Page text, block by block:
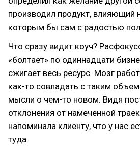
производил продукт, влияющий
которым бы сам с радостью
Что сразу видит коуч?
«болтает» по одиннадцати
сжигает весь ресурс. Мозг
как-то совладать с таким
мысли о чем-то новом. Видя
отклонения от намеченной
напоминала клиенту, что у нас
туда.